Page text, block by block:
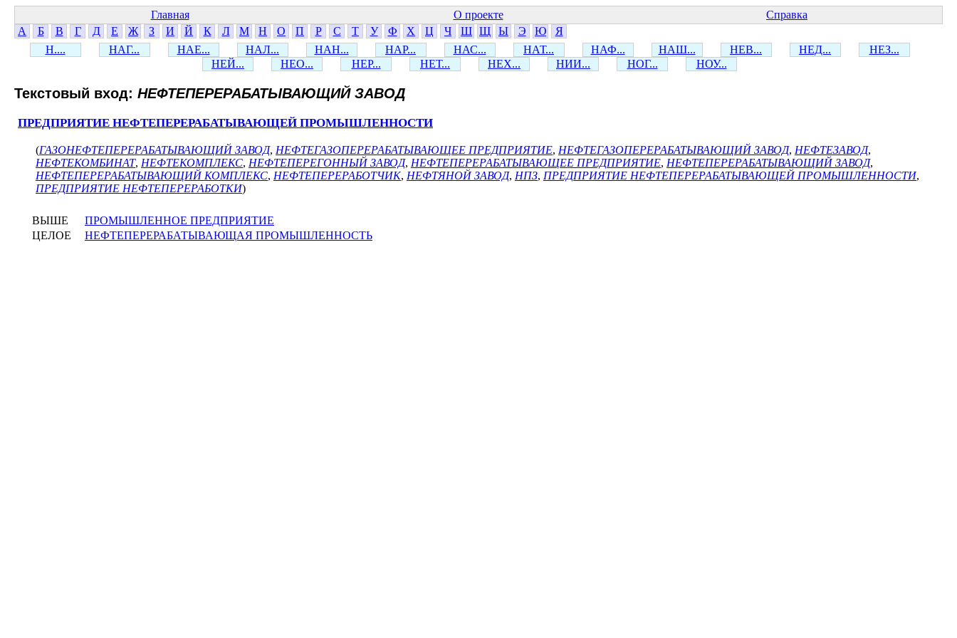
Главная О проекте
Справка
А
Б В Г Д Е Ж З И Й К Л М Н О П Р С Т У Ф Х Ц Ч Ш Щ Ы Э Ю
Я
Н....
НАГ... НАЕ... НАЛ... НАН... НАР... НАС... НАТ... НАФ... НАШ... НЕВ... НЕД...
НЕЗ...
НЕЙ...
НЕО... НЕР... НЕТ... НЕХ... НИИ... НОГ... НОУ...
Текстовый вход: НЕФТЕПЕРЕРАБАТЫВАЮЩИЙ ЗАВОД
ПРЕДПРИЯТИЕ НЕФТЕПЕРЕРАБАТЫВАЮЩЕЙ ПРОМЫШЛЕННОСТИ
(ГАЗОНЕФТЕПЕРЕРАБАТЫВАЮЩИЙ ЗАВОД, НЕФТЕГАЗОПЕРЕРАБАТЫВАЮЩЕЕ ПРЕДПРИЯТИЕ, НЕФТЕГАЗОПЕРЕРАБАТЫВАЮЩИЙ ЗАВОД, НЕФТЕЗАВОД,
НЕФТЕКОМБИНАТ, НЕФТЕКОМПЛЕКС, НЕФТЕПЕРЕГОННЫЙ ЗАВОД, НЕФТЕПЕРЕРАБАТЫВАЮЩЕЕ ПРЕДПРИЯТИЕ, НЕФТЕПЕРЕРАБАТЫВАЮЩИЙ ЗАВОД,
НЕФТЕПЕРЕРАБАТЫВАЮЩИЙ КОМПЛЕКС, НЕФТЕПЕРЕРАБОТЧИК, НЕФТЯНОЙ ЗАВОД, НПЗ, ПРЕДПРИЯТИЕ НЕФТЕПЕРЕРАБАТЫВАЮЩЕЙ ПРОМЫШЛЕННОСТИ,
ПРЕДПРИЯТИЕ НЕФТЕПЕРЕРАБОТКИ)
ВЫШЕ
ПРОМЫШЛЕННОЕ ПРЕДПРИЯТИЕ
ЦЕЛОЕ
НЕФТЕПЕРЕРАБАТЫВАЮЩАЯ ПРОМЫШЛЕННОСТЬ